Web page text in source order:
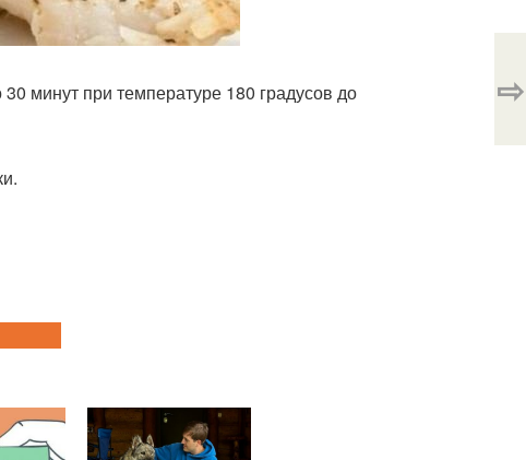
минут при температуре 180 градусов до
⇨